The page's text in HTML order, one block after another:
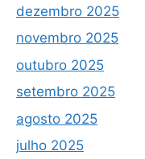
dezembro 2025
novembro 2025
outubro 2025
setembro 2025
agosto 2025
julho 2025